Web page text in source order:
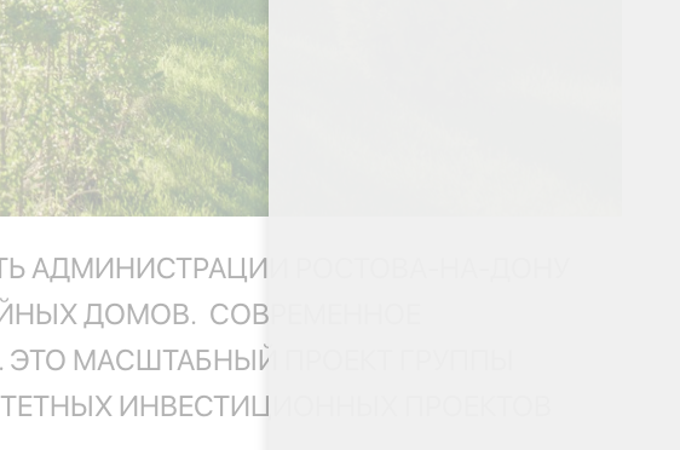
АДМИНИСТРАЦИИ РОСТОВА-НА-ДОНУ
ДОМОВ. СОВРЕМЕННОЕ
МАСШТАБНЫЙ ПРОЕКТ ГРУППЫ
ИНВЕСТИЦИОННЫХ ПРОЕКТОВ